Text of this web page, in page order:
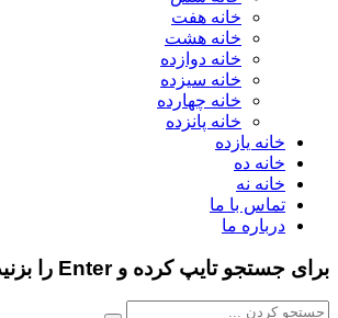
خانه هفت
خانه هشت
خانه دوازده
خانه سیزده
خانه چهارده
خانه پانزده
خانه یازده
خانه ده
خانه نه
تماس با ما
درباره ما
برای جستجو تایپ کرده و Enter را بزنید